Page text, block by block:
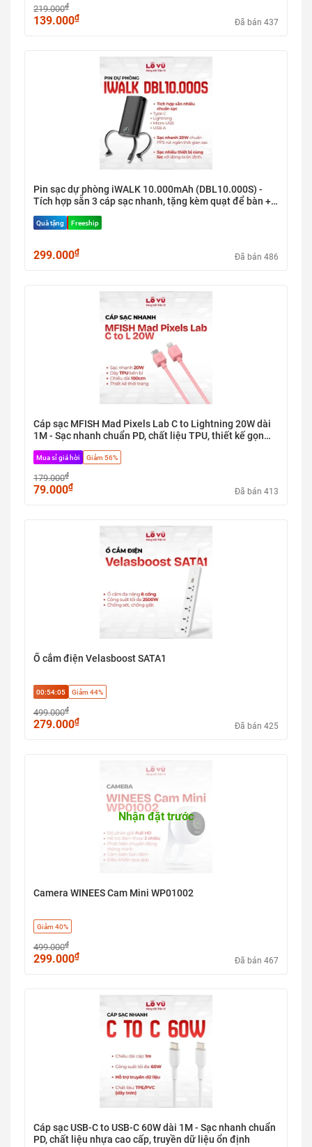
219.000₫
139.000₫ Đã bán 437
Pin sạc dự phòng iWALK 10.000mAh (DBL10.000S) -
Tích hợp sẵn 3 cáp sạc nhanh, tặng kèm quạt để bàn +
Quà tặng Freeship
299.000₫ Đã bán 486
Cáp sạc MFISH Mad Pixels Lab C to Lightning 20W dài
1M - Sạc nhanh chuẩn PD, chất liệu TPU, thiết kế gọn
Mua sỉ giá hời Giảm 56%
179.000₫
79.000₫ Đã bán 413
Ổ cắm điện Velasboost SATA1
00:54:04 Giảm 44%
499.000₫
279.000₫ Đã bán 425
Nhận đặt trước
Camera WINEES Cam Mini WP01002
Giảm 40%
499.000₫
299.000₫ Đã bán 467
Cáp sạc USB-C to USB-C 60W dài 1M - Sạc nhanh chuẩn
PD, chất liệu nhựa cao cấp, truyền dữ liệu ổn định